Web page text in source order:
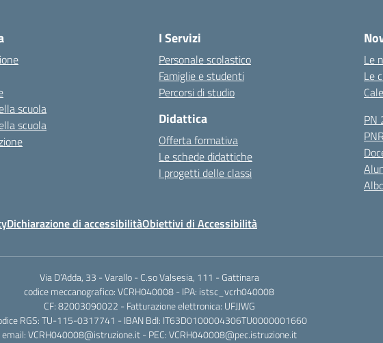
scuola
scuola
I Servizi
Personale scolastico
Famiglie e studenti
Percorsi di studio
Didattica
Offerta formativa
Le schede didattiche
I progetti delle classi
Le
Le
PN
Dichiarazione di accessibilitàObiettivi di Accessibilità
Via D’Adda, 33 - Varallo - C.so Valsesia, 111 - Gattinara
codice meccanografico: VCRH040008 - IPA: istsc_vcrh040008
CF: 82003090022 - Fatturazione elettronica: UFJJWG
RGS: TU-115-0317741 - IBAN BdI: IT63D0100004306TU0000001660
email: VCRH040008@istruzione.it - PEC: VCRH040008@pec.istruzione.it